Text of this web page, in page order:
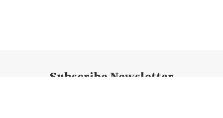
Subscribe Newsletter